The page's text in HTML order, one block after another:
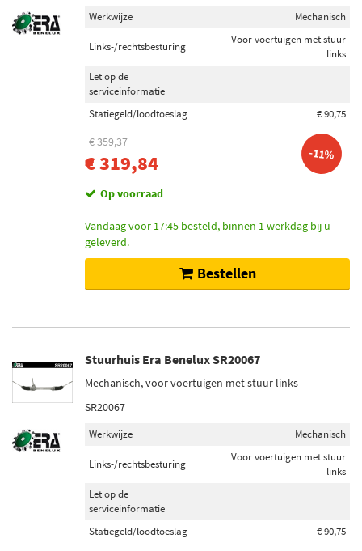
Werkwijze Mechanisch
Links-/rechtsbesturing
Voor voertuigen met stuur
links
Let op de
serviceinformatie
Statiegeld/loodtoeslag
€ 90,75
€ 359,37
€ 319,84 -11%
Op voorraad
Vandaag voor 17:45 besteld, binnen 1 werkdag bij u
geleverd.
Bestellen
Stuurhuis Era Benelux SR20067
Mechanisch, voor voertuigen met stuur links
SR20067
Werkwijze Mechanisch
Links-/rechtsbesturing
Voor voertuigen met stuur
links
Let op de
serviceinformatie
Statiegeld/loodtoeslag
€ 90,75